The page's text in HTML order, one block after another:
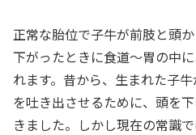
正常な胎位で子牛が前肢と頭
下がったときに食道〜胃の中
れます。昔から、生まれた子
を吐き出させるために、頭を
きました。しかし現在の常識